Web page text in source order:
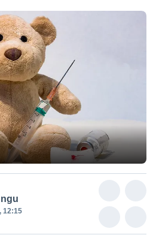
12:15